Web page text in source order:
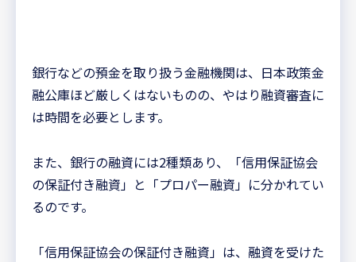
銀行などの預金を取り扱う金融機関は、日本政策金
融公庫ほど厳しくはないものの、やはり融資審査に
は時間を必要とします。
また、銀行の融資には2種類あり、「信用保証協会
の保証付き融資」と「プロパー融資」に分かれてい
るのです。
「信用保証協会の保証付き融資」は、融資を受けた